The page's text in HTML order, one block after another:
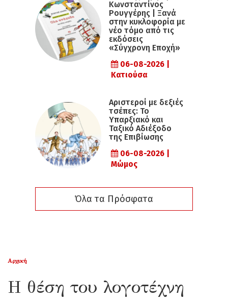
Κωνσταντίνος
Ρουγγέρης | Ξανά
στην κυκλοφορία με
νέο τόμο από τις
εκδόσεις
«Σύγχρονη Εποχή»
06-08-2026 |
Κατιούσα
Αριστεροί με δεξιές
τσέπες: Το
Υπαρξιακό και
Ταξικό Αδιέξοδο
της Επιβίωσης
06-08-2026 |
Μώμος
Όλα τα Πρόσφατα
Αρχική
Η θέση του λογοτέχνη